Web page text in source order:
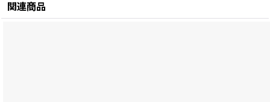
関連商品